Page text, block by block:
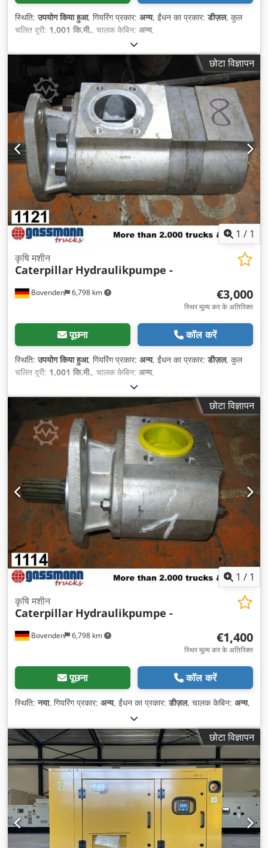
स्थिति:उपयोग किया हुआ, गियरिंग प्रकार: अन्य, ईंधन का प्रकार:डीज़ल, कुल
चलित दूरी: 1,001 कि.मी., चालक केबिन: अन्य,
छोटा विज्ञापन
1 / 1
Bovenden 6,798 km
कृषि मशीन
Caterpillar Hydraulikpumpe -
€3,000
स्थिर मूल्य कर के अतिरिक्त
पूछना कॉल करें
स्थिति:उपयोग किया हुआ, गियरिंग प्रकार: अन्य, ईंधन का प्रकार:डीज़ल, कुल
चलित दूरी: 1,001 कि.मी., चालक केबिन: अन्य,
छोटा विज्ञापन
1 / 1
Bovenden 6,798 km
कृषि मशीन
Caterpillar Hydraulikpumpe -
€1,400
स्थिर मूल्य कर के अतिरिक्त
पूछना कॉल करें
स्थिति:नया, गियरिंग प्रकार: अन्य, ईंधन का प्रकार:डीज़ल, चालक केबिन: अन्य,
छोटा विज्ञापन